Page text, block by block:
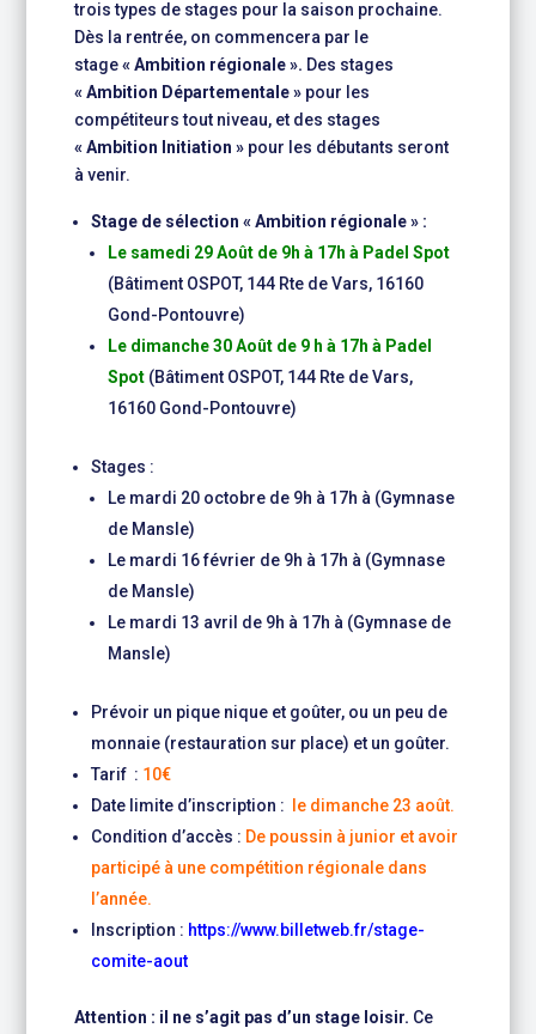
trois types de stages pour la saison prochaine.
Dès la rentrée, on commencera par le
stage« Ambition régionale ». Des stages
« Ambition Départementale » pour les
compétiteurs tout niveau, et des stages
« Ambition Initiation » pour les débutants seront
à venir.
Stage de sélection « Ambition régionale » :
Le samedi 29 Août de 9h à 17h à Padel Spot
(Bâtiment OSPOT, 144 Rte de Vars, 16160
Gond-Pontouvre)
Le dimanche 30 Août de 9 h à 17h à Padel
Spot (Bâtiment OSPOT, 144 Rte de Vars,
16160 Gond-Pontouvre)
Stages :
Le mardi 20 octobre de 9h à 17h à (Gymnase
de Mansle)
Le mardi 16 février de 9h à 17h à (Gymnase
de Mansle)
Le mardi 13 avril de 9h à 17h à (Gymnase de
Mansle)
Prévoir un pique nique et goûter, ou un peu de
monnaie (restauration sur place) et un goûter.
Tarif : 10€
Date limite d’inscription :
le dimanche 23 août.
Condition d’accès : De poussin à junior et avoir
participé à une compétition régionale dans
l’année.
Inscription : https://www.billetweb.fr/stage-
comite-aout
Attention : il ne s’agit pas d’un stage loisir. Ce